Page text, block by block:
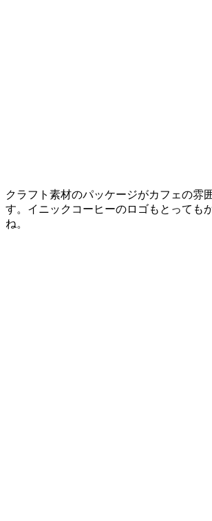
クラフト素材のパッケージがカフェの雰
す。イニックコーヒーのロゴもとっても
ね。